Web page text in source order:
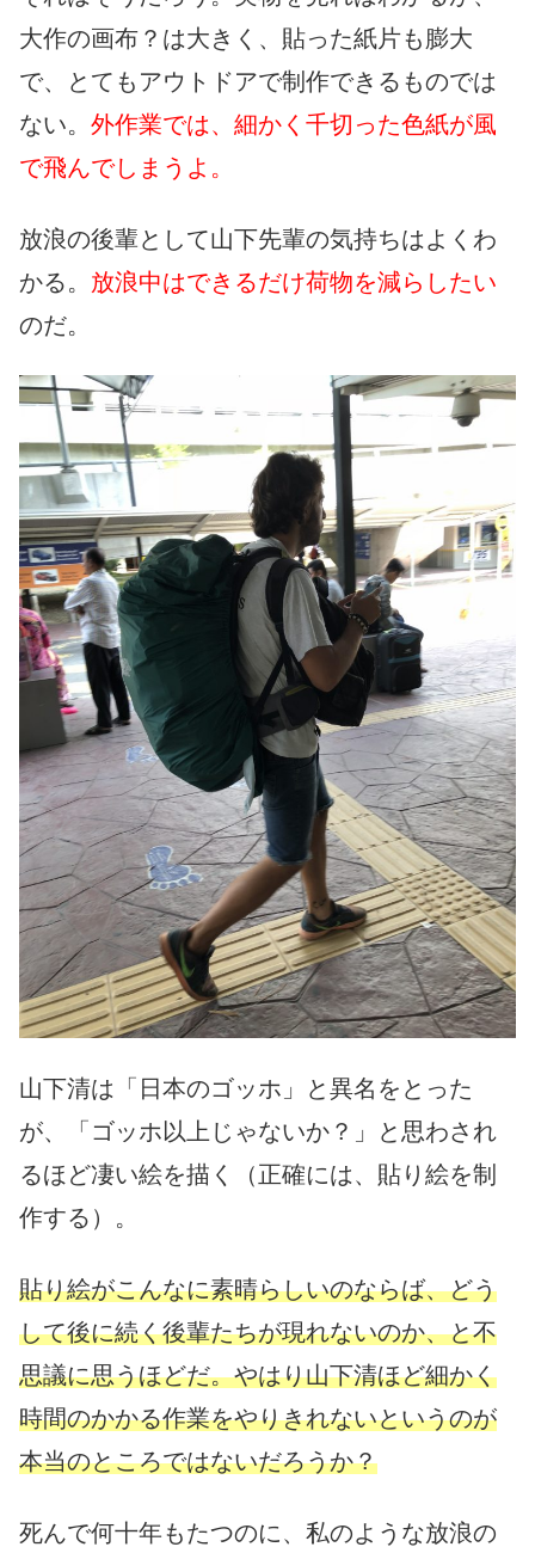
大作の画布？は大きく、貼った紙片も膨大
で、とてもアウトドアで制作できるものでは
ない。 外作業では、細かく千切った色紙が風
で飛んでしまうよ。
放浪の後輩として山下先輩の気持ちはよくわ
かる。 放浪中はできるだけ荷物を減らしたい
のだ。
山下清は「日本のゴッホ」と異名をとった
が、「ゴッホ以上じゃないか？」と思わされ
るほど凄い絵を描く（正確には、貼り絵を制
作する）。
貼り絵がこんなに素晴らしいのならば、どう
して後に続く後輩たちが現れないのか、と不
思議に思うほどだ。やはり山下清ほど細かく
時間のかかる作業をやりきれないというのが
本当のところではないだろうか？
死んで何十年もたつのに、私のような放浪の